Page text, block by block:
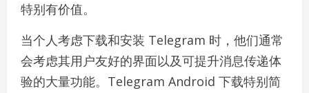
特别有价值。
当个人考虑下载和安装 Telegram 时，他们通常
会考虑其用户友好的界面以及可提升消息传递体
验的大量功能。Telegram Android 下载特别简